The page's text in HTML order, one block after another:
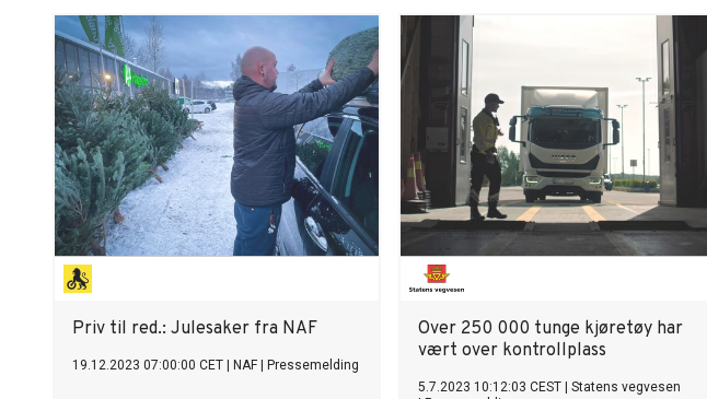
elbilforening.
Priv til red.: Julesaker fra NAF
19.12.2023 07:00:00 CET NAF Pressemelding
Over 250 000 tunge kjøretøy har
vært over kontrollplass
5.7.2023 10:12:03 CEST
Statens vegvesen